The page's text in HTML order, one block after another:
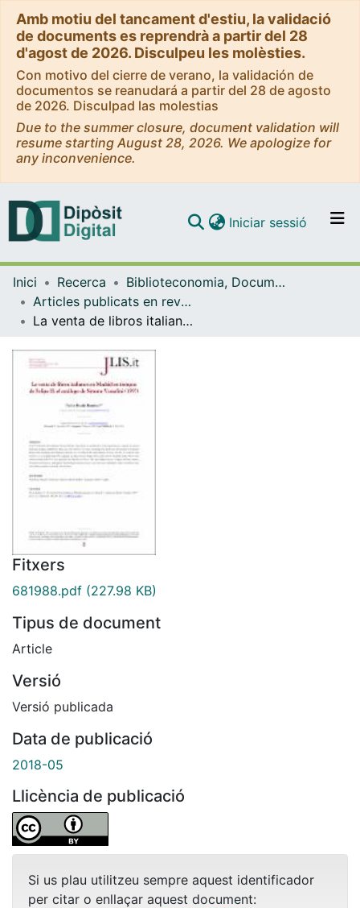
Amb motiu del tancament d'estiu, la validació
de documents es reprendrà a partir del 28
d'agost de 2026. Disculpeu les molèsties.
Con motivo del cierre de verano, la validación de
documentos se reanudará a partir del 28 de agosto
de 2026. Disculpad las molestias
Due to the summer closure, document validation will
resume starting August 28, 2026. We apologize for
any inconvenience.
Navega per tot el DD
Iniciar sessió (current)
Inici Recerca
Biblioteconomia, Documentació i Comunicació Audiovisual
Articles publicats en revistes (Biblioteconomia, Documentació i Comunicació Audiovisual)
La venta de libros italianos en Madrid en tiempos de Felipe II: el catálogo de Simone Vassalini (1597)
Fitxers
681988.pdf (227.98 KB)
Tipus de document
Article
Versió
Versió publicada
Data de publicació
2018-05
Llicència de publicació
Si us plau utilitzeu sempre aquest identificador
per citar o enllaçar aquest document: